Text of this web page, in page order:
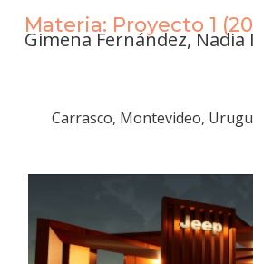
Materia: Proyecto 1
Gimena Fernández, Nadia
Carrasco, Montevideo,